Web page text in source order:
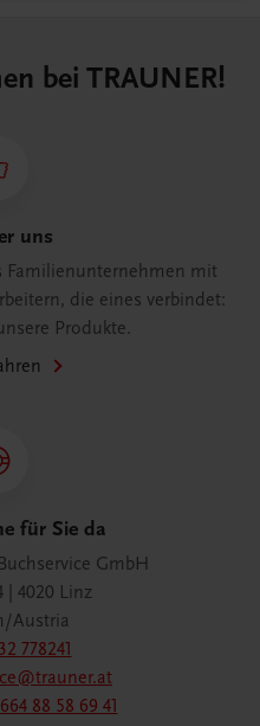
bei TRAUNER!
uns
Familienunternehmen mit
die eines verbindet:
Produkte.
für Sie da
GmbH
| 4020 Linz
Austria
778241
88 58 69 41